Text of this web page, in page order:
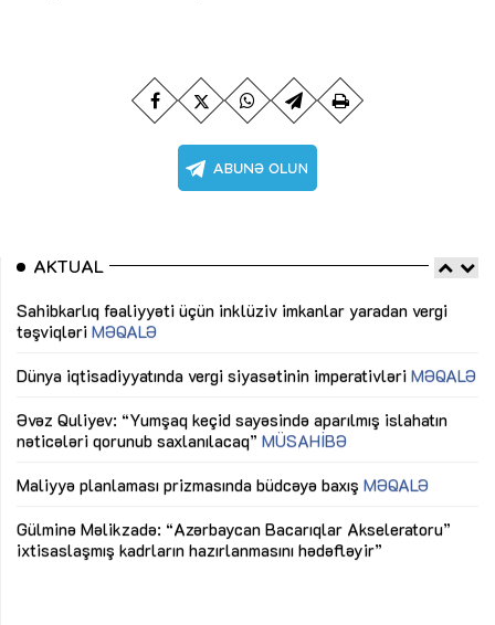
AKTUAL
Sahibkarlıq fəaliyyəti üçün inklüziv imkanlar yaradan vergi
təşviqləri MƏQALƏ
Dünya iqtisadiyyatında vergi siyasətinin imperativləri MƏQALƏ
Əvəz Quliyev: “Yumşaq keçid sayəsində aparılmış islahatın
nəticələri qorunub saxlanılacaq” MÜSAHİBƏ
Maliyyə planlaması prizmasında büdcəyə baxış MƏQALƏ
Gülminə Məlikzadə: “Azərbaycan Bacarıqlar Akseleratoru”
ixtisaslaşmış kadrların hazırlanmasını hədəfləyir”